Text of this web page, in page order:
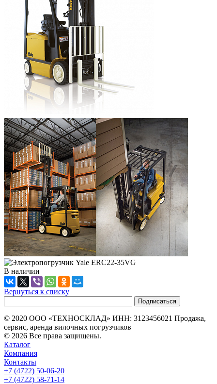
В наличии
Вернуться к списку
© 2020 ООО «ТЕХНОСКЛАД» ИНН: 3123456021 Продажа,
сервис, аренда вилочных погрузчиков
© 2026 Все права защищены.
Каталог
Компания
Контакты
+7 (4722) 50-06-20
+7 (4722) 58-71-14